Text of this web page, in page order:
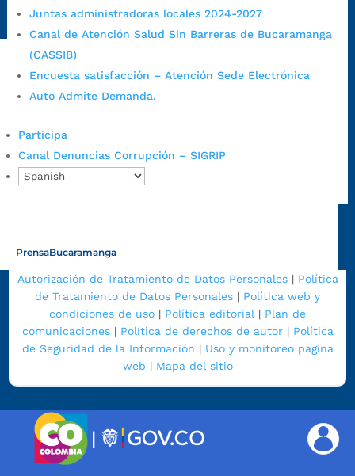
Juntas administradoras locales 2024-2027
Canal de Atención Salud Sin Barreras de Bucaramanga
(CASSIB)
Encuesta satisfacción – Atención Sede Electrónica
Auto Admite Demanda.
Participa
Canal Denuncias Corrupción – SIGRIP
https://www.bucaramanga.gov.co/gobierno-ciudadanos-
1/secretarias/oficina-de-control-interno-disciplinario/
Alcaldía de Bucaramanga
@AlcaldíaBGA
PrensaBucaramanga
Autorización de Tratamiento de Datos Personales| Política
de Tratamiento de Datos Personales | Política web y
condiciones de uso | Política editorial | Plan de
comunicaciones| Política de derechos de autor| Política
de Seguridad de la Información | Uso y monitoreo pagina
web | Mapa del sitio
|